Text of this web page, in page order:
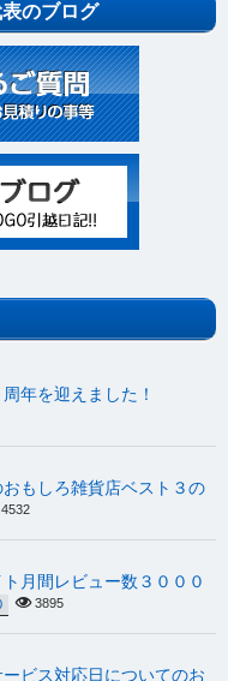
のブログ
年を迎えました！
もしろ雑貨店ベスト３の
4532
月間レビュー数３０００
3895
ビス対応日についてのお